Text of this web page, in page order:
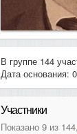
В группе 144
Дата основания:
Участники
Показано 9 из 144,